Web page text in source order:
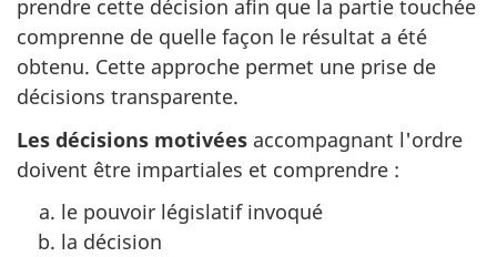
prendre cette décision afin que la partie touchée
comprenne de quelle façon le résultat a été
obtenu. Cette approche permet une prise de
décisions transparente.
Les décisions motivées accompagnant l'ordre
doivent être impartiales et comprendre :
le pouvoir législatif invoqué
la décision